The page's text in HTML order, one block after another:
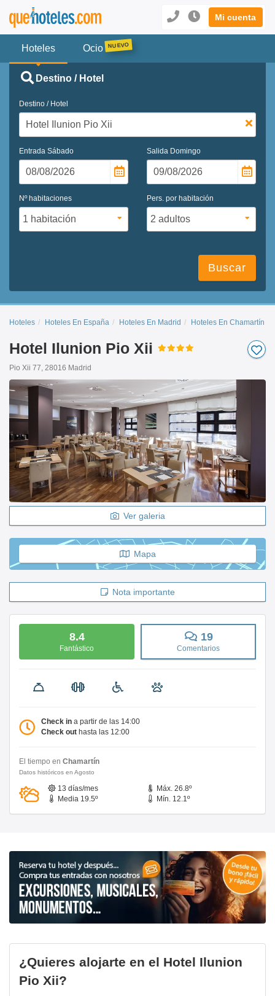
Mi cuenta
Hoteles Ocio
Destino / Hotel
Destino / Hotel
Entrada Sábado Salida Domingo
Nº habitaciones Pers. por habitación
Buscar
Hoteles Hoteles En España Hoteles En Madrid Hoteles En Chamartín
Hotel Ilunion Pio Xii
Pio Xii 77, 28016 Madrid
Ver galeria
Mapa
Nota importante
8.4
Fantástico
19
Comentarios
Check in a partir de las 14:00
Check out hasta las 12:00
El tiempo en Chamartín
Datos históricos en Agosto
13 días/mes
Máx. 26.8º
Media 19.5º
Mín. 12.1º
¿Quieres alojarte en el Hotel Ilunion
Pio Xii?